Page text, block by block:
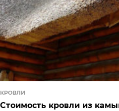
КРОВЛИ
Стоимость кровли из